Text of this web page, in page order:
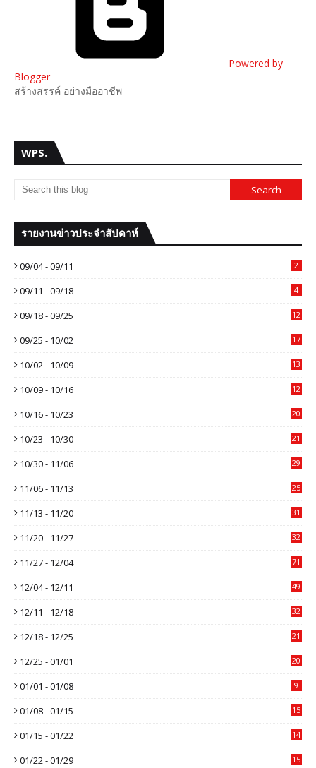
Powered by
Blogger
สร้างสรรค์ อย่างมืออาชีพ
WPS.
รายงานข่าวประจำสัปดาห์
09/04 - 09/11 2
09/11 - 09/18 4
09/18 - 09/25 12
09/25 - 10/02 17
10/02 - 10/09 13
10/09 - 10/16 12
10/16 - 10/23 20
10/23 - 10/30 21
10/30 - 11/06 29
11/06 - 11/13 25
11/13 - 11/20 31
11/20 - 11/27 32
11/27 - 12/04 71
12/04 - 12/11 49
12/11 - 12/18 32
12/18 - 12/25 21
12/25 - 01/01 20
01/01 - 01/08 9
01/08 - 01/15 15
01/15 - 01/22 14
01/22 - 01/29 15